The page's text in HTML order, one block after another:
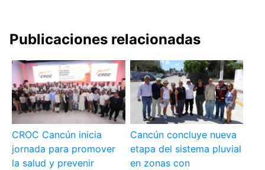
Publicaciones relacionadas
CROC Cancún inicia
jornada para promover
la salud y prevenir
Cancún concluye nueva
etapa del sistema pluvial
en zonas con